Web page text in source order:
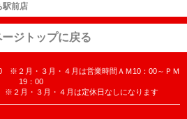
駅前店
ージトップに戻る
※２月・３月・４月は営業時間ＡＭ10：00～ＰＭ
19：00
２月・３月・４月は定休日なしになります